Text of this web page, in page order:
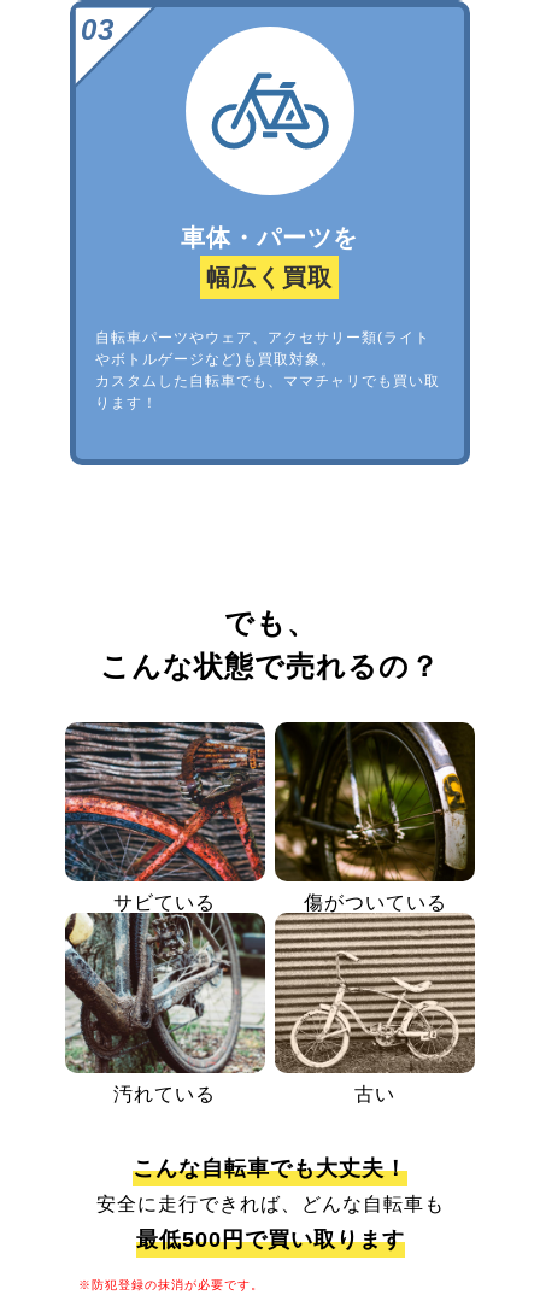
車体・パーツを
幅広く買取
自転車パーツやウェア、アクセサリー類(ライト
やボトルゲージなど)も買取対象。
カスタムした自転車でも、ママチャリでも買い取
ります！
でも、
こんな状態で売れるの？
サビている 傷がついている
汚れている 古い
こんな自転車でも大丈夫！
安全に走行できれば、どんな自転車も
最低500円で買い取ります
※防犯登録の抹消が必要です。